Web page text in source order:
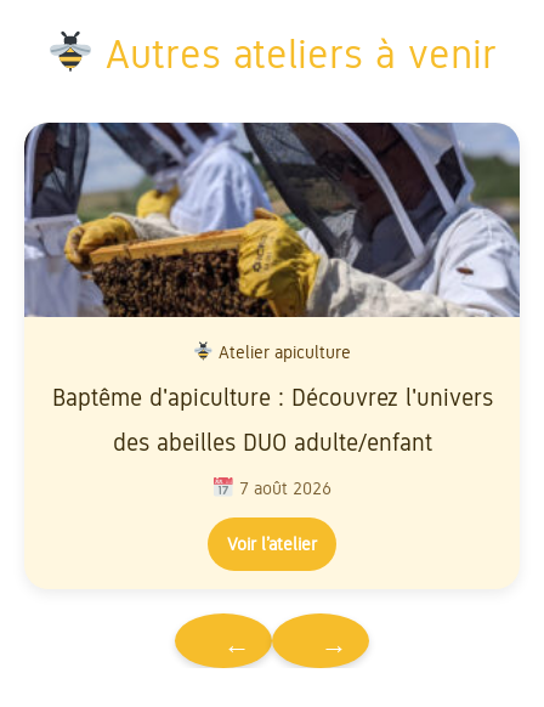
Autres ateliers à venir
Atelier apiculture
Baptême d'apiculture : Découvrez l'univers
des abeilles DUO adulte/enfant
7 août 2026
Voir l’atelier
← →